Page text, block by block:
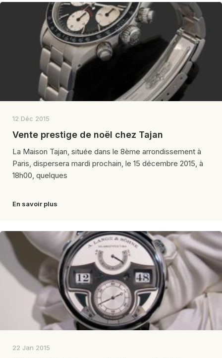
12 Déc 2015
Vente prestige de noël chez Tajan
La Maison Tajan, située dans le 8ème arrondissement à
Paris, dispersera mardi prochain, le 15 décembre 2015, à
18h00, quelques
En savoir plus
22 Jan 2015